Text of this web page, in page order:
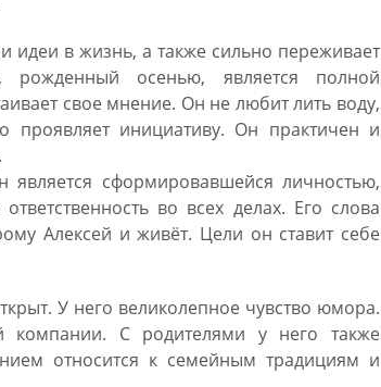
идеи в жизнь, а также сильно переживает
осенью, является полной
свое мнение. Он не любит лить воду,
проявляет инициативу. Он практичен и
сформировавшейся личностью,
во всех делах. Его слова
Алексей и живёт. Цели он ставит себе
У него великолепное чувство юмора.
компании. С родителями у него также
относится к семейным традициям и